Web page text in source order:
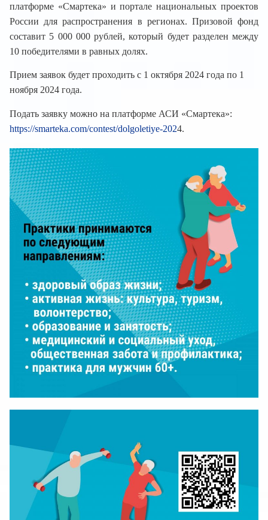
платформе «Смартека» и портале национальных проектов
России для распространения в регионах. Призовой фонд
составит 5 000 000 рублей, который будет разделен между
10 победителями в равных долях.
Прием заявок будет проходить с 1 октября 2024 года по 1
ноября 2024 года.
Подать заявку можно на платформе АСИ «Смартека»:
https://smarteka.com/contest/dolgoletiye-2024.